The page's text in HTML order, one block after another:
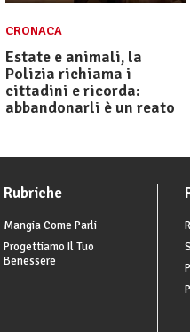
CRONACA
Estate e animali, la
Polizia richiama i
cittadini e ricorda:
abbandonarli è un reato
Rubriche
Mangia Come Parli
Progettiamo Il Tuo
Benessere